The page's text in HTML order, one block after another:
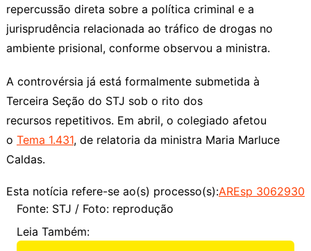
repercussão direta sobre a política criminal e a
jurisprudência relacionada ao tráfico de drogas no
ambiente prisional, conforme observou a ministra.
A controvérsia já está formalmente submetida à
Terceira Seção do STJ sob o rito dos
recursos repetitivos. Em abril, o colegiado afetou
o Tema 1.431, de relatoria da ministra Maria Marluce
Caldas.
Esta notícia refere-se ao(s) processo(s):AREsp 3062930
Fonte: STJ / Foto: reprodução
Leia Também: